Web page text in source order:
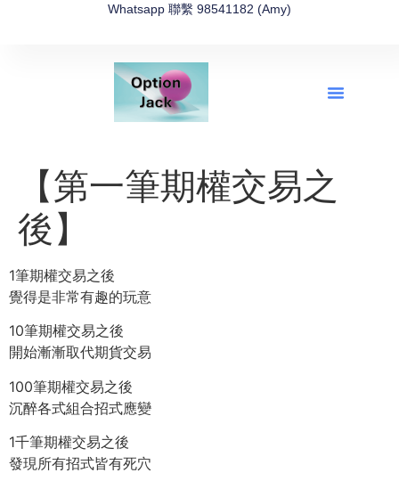
Whatsapp 聯繫 98541182 (Amy)
【第一筆期權交易之
後】
1筆期權交易之後
覺得是非常有趣的玩意
10筆期權交易之後
開始漸漸取代期貨交易
100筆期權交易之後
沉醉各式組合招式應變
1千筆期權交易之後
發現所有招式皆有死穴